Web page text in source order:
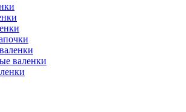
валенки